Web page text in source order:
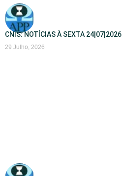
CNIS: NOTÍCIAS À SEXTA 24|07|2026
29 Julho, 2026